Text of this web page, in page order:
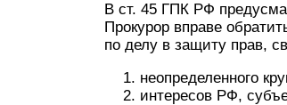
В ст. 45 ГПК РФ
Прокурор вправе
по делу в защиту прав,
неопределенного
интересов РФ,